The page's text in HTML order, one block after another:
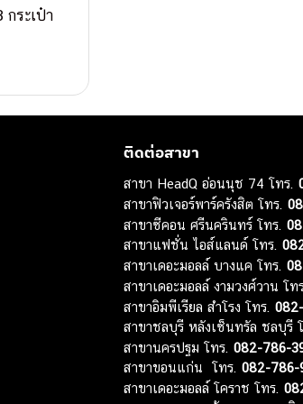
ระเป๋า
ติดต่อสาขา
สาขา HeadQ อ่อนนุช 74 โทร.
สาขาฟิวเจอร์พาร์ครังสิต โทร.
สาขาซีคอน ศรีนครินทร์ โทร.
สาขาแฟชั่น ไอส์แลนด์ โทร.
สาขาเดอะมอลล์ บางแค โทร.
สาขาเดอะมอลล์ งามวงศ์วาน โ
สาขาอิมพีเรียล สำโรง โทร.
สาขาชลบุรี หลังเซ็นทรัล ชลบุรี
สาขานครปฐม โทร.082-786-
สาขาขอนแก่น โทร.082-786-
สาขาเดอะมอลล์ โคราช โทร.